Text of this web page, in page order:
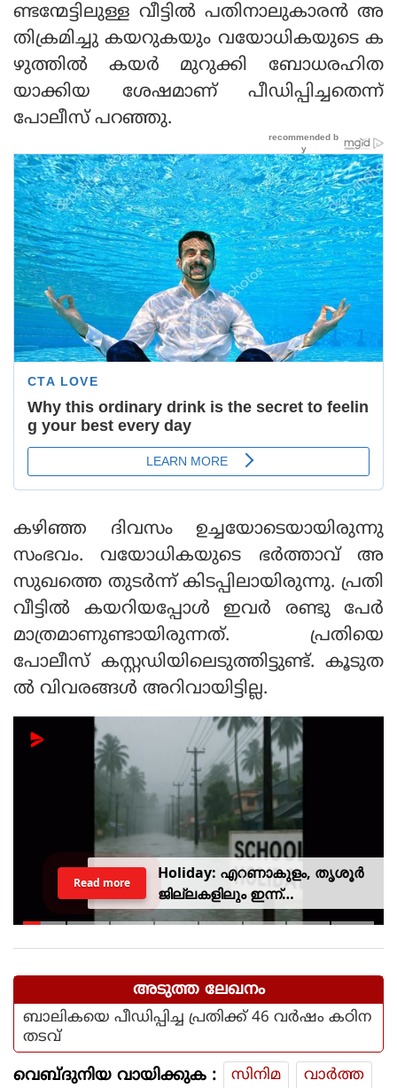
ണ്ടന്മേട്ടിലുള്ള വീട്ടിൽ പതിനാലുകാരൻ അ
തിക്രമിച്ചു കയറുകയും വയോധികയുടെ ക
ഴുത്തിൽ കയർ മുറുക്കി ബോധരഹിത
യാക്കിയ ശേഷമാണ് പീഡിപ്പിച്ചതെന്ന്
പോലീസ് പറഞ്ഞു.
കഴിഞ്ഞ ദിവസം ഉച്ചയോടെയായിരുന്നു
സംഭവം. വയോധികയുടെ ഭർത്താവ് അ
സുഖത്തെ തുടർന്ന് കിടപ്പിലായിരുന്നു. പ്രതി
വീട്ടിൽ കയറിയപ്പോൾ ഇവർ രണ്ടു പേർ
മാത്രമാണുണ്ടായിരുന്നത്. പ്രതിയെ
പോലീസ് കസ്റ്റഡിയിലെടുത്തിട്ടുണ്ട്. കൂടുത
ൽ വിവരങ്ങൾ അറിവായിട്ടില്ല.
Holiday: എറണാകുളം, തൃശൂർ
ജില്ലകളിലും ഇന്ന്
അവധിയാണേ..!
Read more
അടുത്ത ലേഖനം
ബാലികയെ പീഡിപ്പിച്ച പ്രതിക്ക് 46 വർഷം കഠിന
തടവ്
വെബ്ദുനിയ വായിക്കുക : സിനിമ
വാര്‍ത്ത